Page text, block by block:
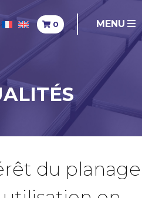
0 MENU
du planage